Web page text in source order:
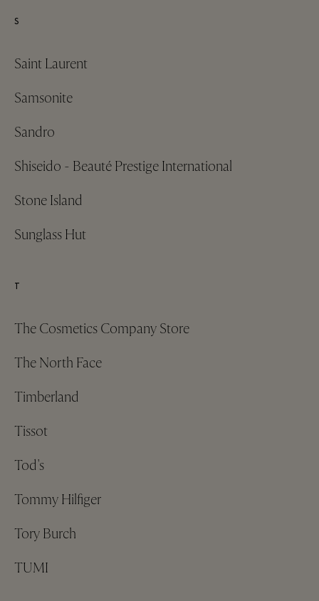
S
Saint Laurent
Samsonite
Sandro
Shiseido - Beauté Prestige International
Stone Island
Sunglass Hut
The Cosmetics Company Store
The North Face
Timberland
Tissot
Tod's
Tommy Hilfiger
Tory Burch
TUMI